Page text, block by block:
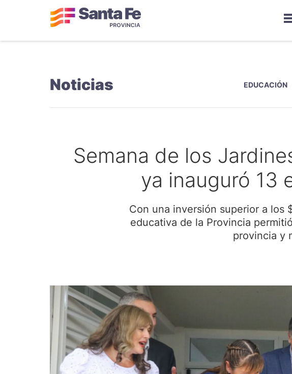
Noticias EDUCACIÓN
Semana de los
ya inauguró 13
Con una inversión superior a los
educativa de la Provincia
provincia y